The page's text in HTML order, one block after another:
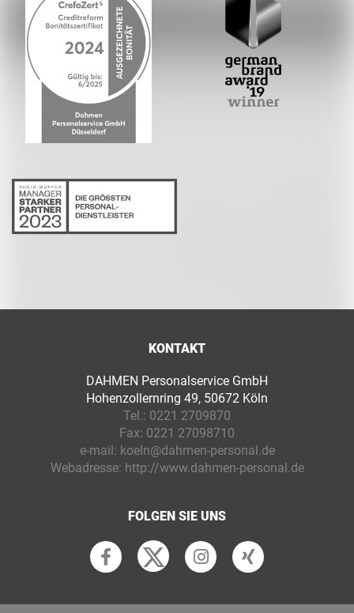
KONTAKT
DAHMEN Personalservice GmbH
Hohenzollernring 49, 50672 Köln
Tel.: 0221 2709870
Fax: 0221 27098710
e-mail: koeln@dahmen-personal.de
Webadresse: http://www.dahmen-personal.de
FOLGEN SIE UNS